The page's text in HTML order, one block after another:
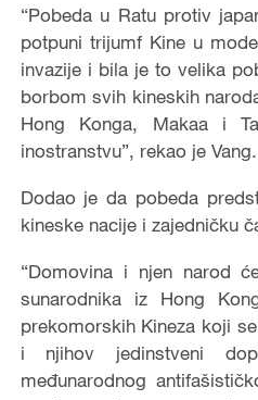
“Pobeda u Ratu protiv
potpuni trijumf Kine u
invazije i bila je to velika
borbom svih kineskih
Hong Konga, Makaa i
inostranstvu”, rekao je Vang.
Dodao je da pobeda
kineske nacije i zajedničku
“Domovina i njen narod
sunarodnika iz Hong
prekomorskih Kineza koji
i njihov jedinstveni
međunarodnog